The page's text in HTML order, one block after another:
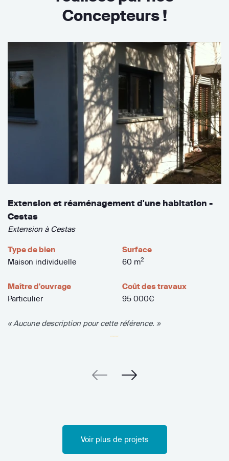
Concepteurs !
Extension et réaménagement d'une habitation -
Cestas
Extension à Cestas
Type de bien
Maison individuelle
Surface
60 m2
Maître d'ouvrage
Particulier
Coût des travaux
95 000€
« Aucune description pour cette référence. »
Voir plus de projets